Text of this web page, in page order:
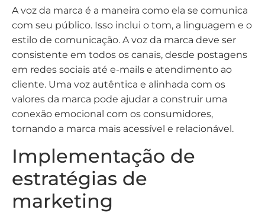
A voz da marca é a maneira como ela se comunica
com seu público. Isso inclui o tom, a linguagem e o
estilo de comunicação. A voz da marca deve ser
consistente em todos os canais, desde postagens
em redes sociais até e-mails e atendimento ao
cliente. Uma voz autêntica e alinhada com os
valores da marca pode ajudar a construir uma
conexão emocional com os consumidores,
tornando a marca mais acessível e relacionável.
Implementação de
estratégias de
marketing